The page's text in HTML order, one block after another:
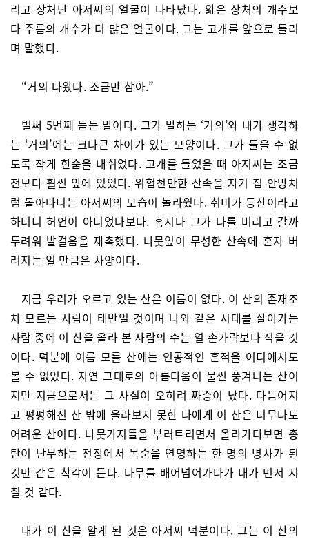
리고 상처난 아저씨의 얼굴이 나타났다. 얇은 상처의 개수보
다 주름의 개수가 더 많은 얼굴이다. 그는 고개를 앞으로 돌리
며 말했다.
“거의 다왔다. 조금만 참아.”
벌써 5번째 듣는 말이다. 그가 말하는 ‘거의’와 내가 생각하
는 ‘거의’에는 크나큰 차이가 있는 모양이다. 그가 들을 수 없
도록 작게 한숨을 내쉬었다. 고개를 들었을 때 아저씨는 조금
전보다 훨씬 앞에 있었다. 위험천만한 산속을 자기 집 안방처
럼 돌아다니는 아저씨의 모습이 놀라웠다. 취미가 등산이라고
하더니 허언이 아니었나보다. 혹시나 그가 나를 버리고 갈까
두려워 발걸음을 재촉했다. 나뭇잎이 무성한 산속에 혼자 버
려지는 일 만큼은 사양이다.
지금 우리가 오르고 있는 산은 이름이 없다. 이 산의 존재조
차 모르는 사람이 태반일 것이며 나와 같은 시대를 살아가는
사람 중에 이 산을 올라 본 사람의 수는 열 손가락보다 적을 것
이다. 덕분에 이름 모를 산에는 인공적인 흔적을 어디에서도
볼 수 없었다. 자연 그대로의 아름다움이 물씬 풍겨나는 산이
지만 지금으로서는 그 사실이 오히려 짜증이 났다. 다듬어지
고 평평해진 산 밖에 올라보지 못한 나에게 이 산은 너무나도
어려운 산이다. 나뭇가지들을 부러트리면서 올라가다보면 총
탄이 난무하는 전장에서 목숨을 연명하는 한 명의 병사가 된
것만 같은 착각이 든다. 나무를 배어넘어가다가 내가 먼저 지
칠 것 같다.
내가 이 산을 알게 된 것은 아저씨 덕분이다. 그는 이 산의